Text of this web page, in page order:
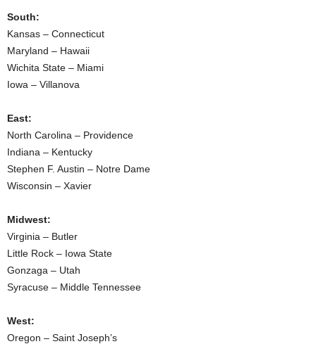
South:
Kansas – Connecticut
Maryland – Hawaii
Wichita State – Miami
Iowa – Villanova
East:
North Carolina – Providence
Indiana – Kentucky
Stephen F. Austin – Notre Dame
Wisconsin – Xavier
Midwest:
Virginia – Butler
Little Rock – Iowa State
Gonzaga – Utah
Syracuse – Middle Tennessee
West:
Oregon – Saint Joseph’s